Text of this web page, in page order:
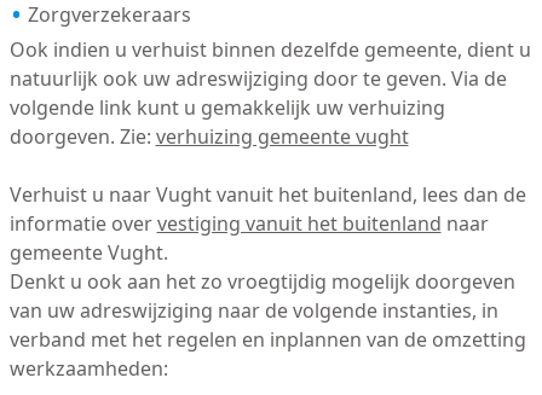
Zorgverzekeraars
Ook indien u verhuist binnen dezelfde gemeente, dient u
natuurlijk ook uw adreswijziging door te geven. Via de
volgende link kunt u gemakkelijk uw verhuizing
doorgeven. Zie: verhuizing gemeente vught
Verhuist u naar Vught vanuit het buitenland, lees dan de
informatie overvestiging vanuit het buitenland naar
gemeente Vught.
Denkt u ook aan het zo vroegtijdig mogelijk doorgeven
van uw adreswijziging naar de volgende instanties, in
verband met het regelen en inplannen van de omzetting
werkzaamheden: